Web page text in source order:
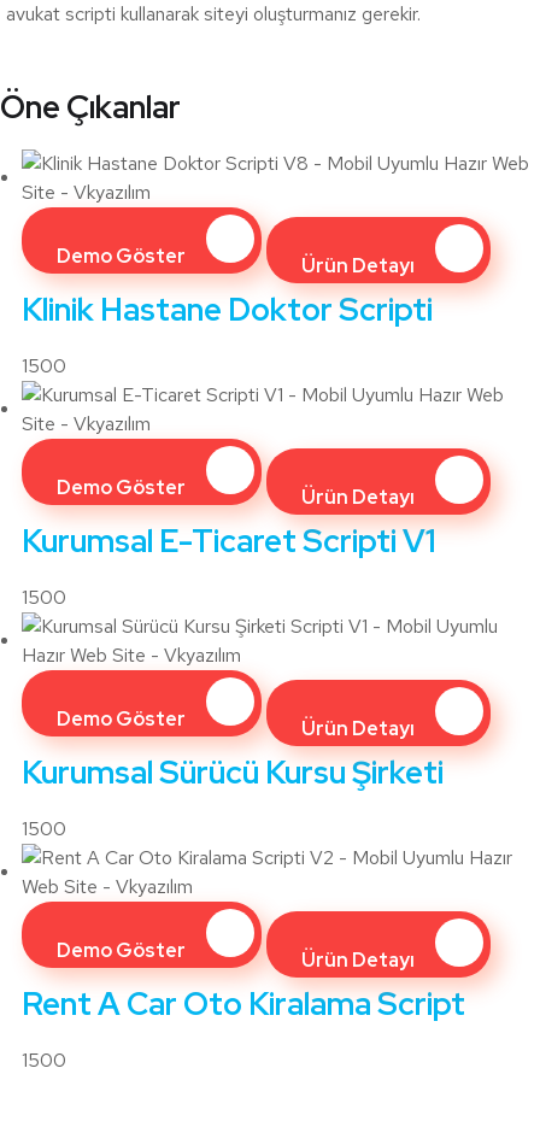
avukat scripti kullanarak siteyi oluşturmanız gerekir.
Öne Çıkanlar
Demo Göster Ürün Detayı
Klinik Hastane Doktor Scripti
1500
Demo Göster Ürün Detayı
Kurumsal E-Ticaret Scripti V1
1500
Demo Göster Ürün Detayı
Kurumsal Sürücü Kursu Şirketi
1500
Demo Göster Ürün Detayı
Rent A Car Oto Kiralama Script
1500